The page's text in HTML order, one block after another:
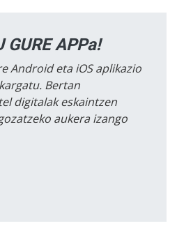
GURE APPa!
Android eta iOS aplikazio
Bertan
digitalak eskaintzen
aukera izango